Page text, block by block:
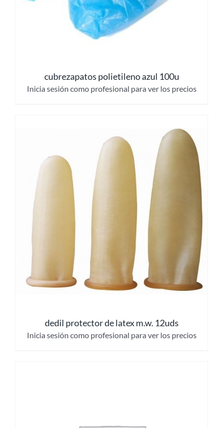
cubrezapatos polietileno azul 100u
Inicia sesión como profesional para ver los precios
dedil protector de latex m.w. 12uds
Inicia sesión como profesional para ver los precios